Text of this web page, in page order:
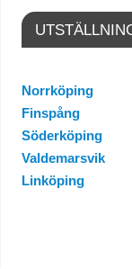
Norrköping
Finspång
Söderköping
Valdemarsvik
Linköping